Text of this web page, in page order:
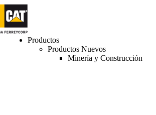
Productos
Productos Nuevos
Minería y Construcción